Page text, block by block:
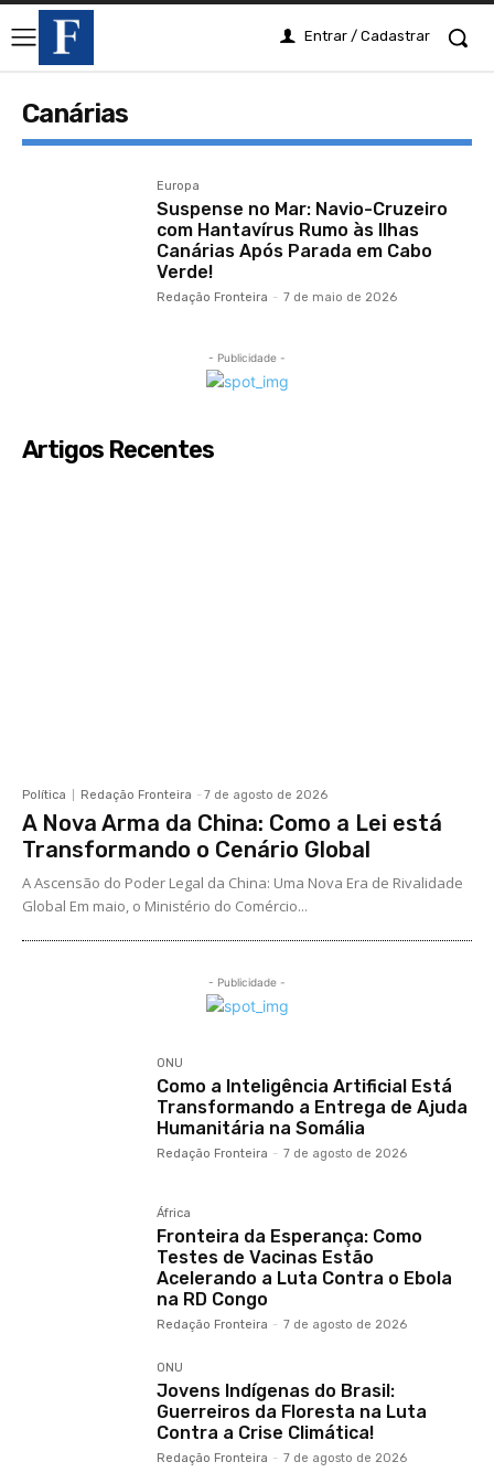
Entrar / Cadastrar
Canárias
Europa
Suspense no Mar: Navio-Cruzeiro
com Hantavírus Rumo às Ilhas
Canárias Após Parada em Cabo
Verde!
Redação Fronteira - 7 de maio de 2026
- Publicidade -
Artigos Recentes
Política Redação Fronteira - 7 de agosto de 2026
A Nova Arma da China: Como a Lei está
Transformando o Cenário Global
A Ascensão do Poder Legal da China: Uma Nova Era de Rivalidade
Global Em maio, o Ministério do Comércio...
- Publicidade -
ONU
Como a Inteligência Artificial Está
Transformando a Entrega de Ajuda
Humanitária na Somália
Redação Fronteira - 7 de agosto de 2026
África
Fronteira da Esperança: Como
Testes de Vacinas Estão
Acelerando a Luta Contra o Ebola
na RD Congo
Redação Fronteira - 7 de agosto de 2026
ONU
Jovens Indígenas do Brasil:
Guerreiros da Floresta na Luta
Contra a Crise Climática!
Redação Fronteira - 7 de agosto de 2026